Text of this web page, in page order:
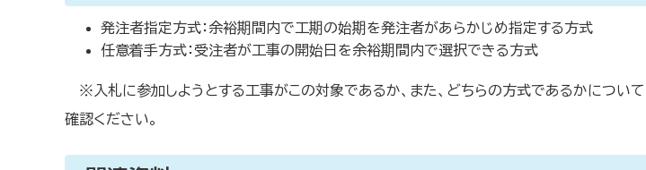
発注者指定方式：余裕期間内で工期の始期を発注者があらかじめ指定する方式
任意着手方式：受注者が工事の開始日を余裕期間内で選択できる方式
※入札に参加しようとする工事がこの対象であるか、また、どちらの方式であるかについ
確認ください。